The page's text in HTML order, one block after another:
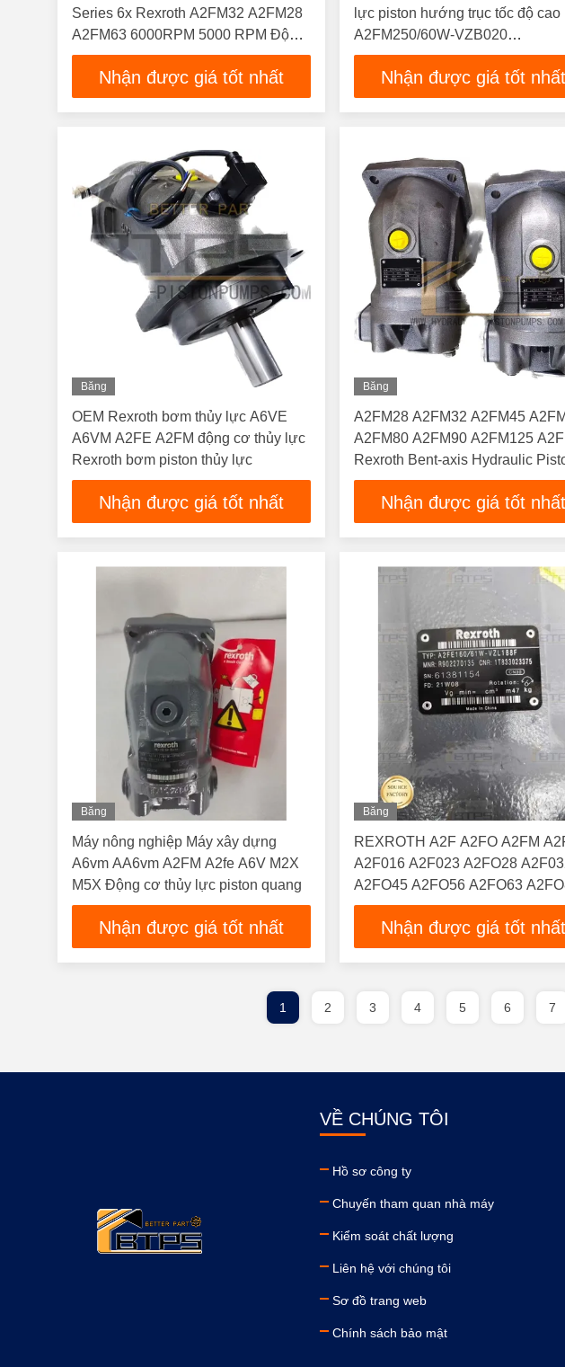
Series 6x Rexroth A2FM32 A2FM28
A2FM63 6000RPM 5000 RPM Động
cơ thủy lực và bơm Piston Động cơ
thủy lực trục cho máy thu hoạch / búa
rung
Nhận được giá tốt nhất
lực piston hướng trục tốc độ cao
A2FM250/60W-VZB020
A2FM355/60W-VZH010
Nhận được giá tốt nhất
Băng
OEM Rexroth bơm thủy lực A6VE
A6VM A2FE A2FM động cơ thủy lực
Rexroth bơm piston thủy lực
Nhận được giá tốt nhất
Băng
A2FM28 A2FM32 A2FM45
A2FM80 A2FM90 A2FM125
Rexroth Bent-axis Hydraulic
Motor
Nhận được giá tốt nhất
Băng
Máy nông nghiệp Máy xây dựng
A6vm AA6vm A2FM A2fe A6V M2X
M5X Động cơ thủy lực piston quang
Nhận được giá tốt nhất
Băng
REXROTH A2F A2FO A2FM
A2F016 A2F023 A2FO28
A2FO45 A2FO56 A2FO63
A2F107 A2FO125 A2FO160
thủy lựcNhận được giá tốt nhất
1 2 3 4 5 6 7
VỀ CHÚNG TÔI
Hồ sơ công ty
Chuyến tham quan nhà máy
Kiểm soát chất lượng
Liên hệ với chúng tôi
Sơ đồ trang web
Chính sách bảo mật